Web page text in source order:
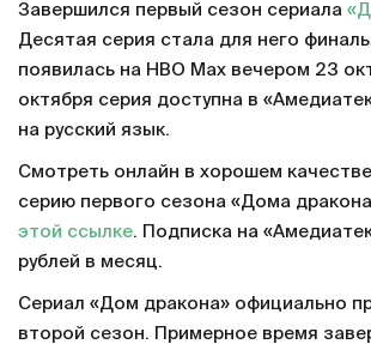
Завершился первый сезон сериала
Десятая серия стала для него
появилась на HBO Max вечером 23
октября серия доступна в
на русский язык.
Смотреть онлайн в хорошем
серию первого сезона «Дома
этой ссылке. Подписка на
рублей в месяц.
Сериал «Дом дракона» официально
второй сезон. Примерное время